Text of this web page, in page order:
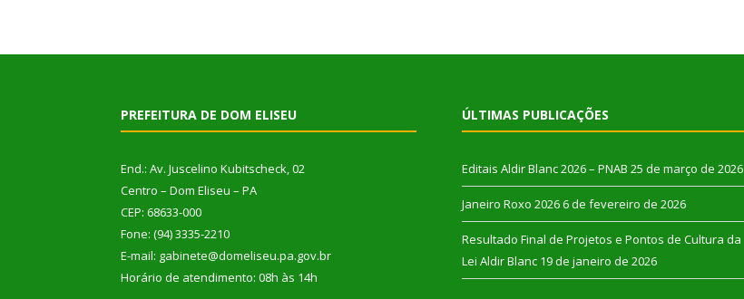
PREFEITURA DE DOM ELISEU
End.: Av. Juscelino Kubitscheck, 02
Centro – Dom Eliseu – PA
CEP: 68633-000
Fone: (94) 3335-2210
E-mail: gabinete@domeliseu.pa.gov.br
Horário de atendimento: 08h às 14h
ÚLTIMAS PUBLICAÇÕES
Editais Aldir Blanc 2026 – PNAB 25 de março de 2026
Janeiro Roxo 2026 6 de fevereiro de 2026
Resultado Final de Projetos e Pontos de Cultura da
Lei Aldir Blanc 19 de janeiro de 2026